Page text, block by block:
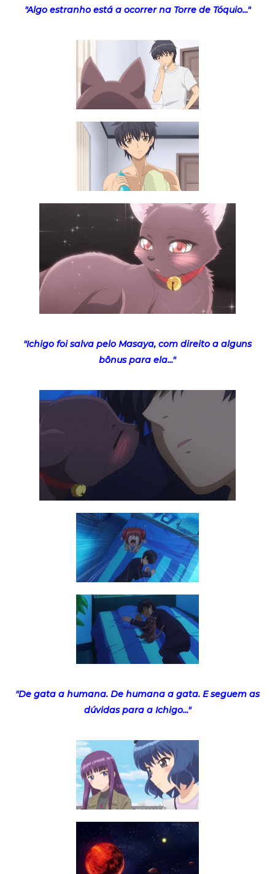
"Algo estranho está a ocorrer na Torre de Tóquio..."
"Ichigo foi salva pelo Masaya, com direito a alguns
bônus para ela..."
"De gata a humana. De humana a gata. E seguem as
dúvidas para a Ichigo..."